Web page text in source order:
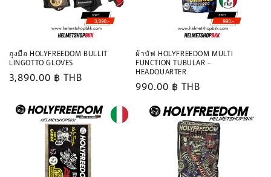
ถุงมือ HOLYFREEDOM BULLIT
LINGOTTO GLOVES
Regular
3,890.00 ฿ THB
ผ้าบัฟ HOLYFREEDOM MULTI
FUNCTION TUBULAR -
HEADQUARTER
Regular
990.00 ฿ THB